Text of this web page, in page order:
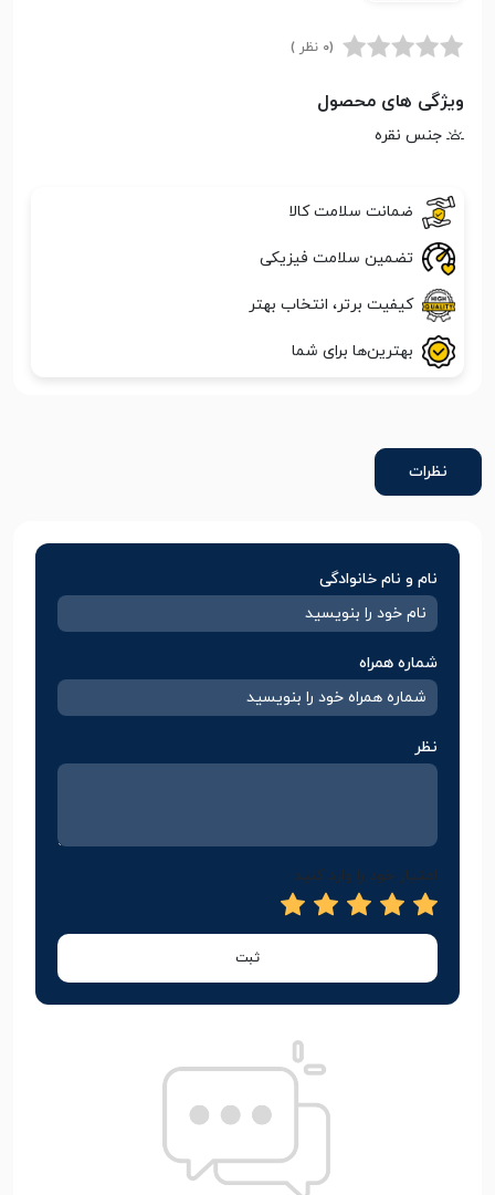
(0 نظر )
ویژگی های محصول
جنس نقره
ضمانت سلامت کالا
تضمین سلامت فیزیکی
کیفیت برتر، انتخاب بهتر
بهترین‌ها برای شما
نظرات
نام و نام خانوادگی
شماره همراه
نظر
امتیاز خود را وارد کنید
ثبت